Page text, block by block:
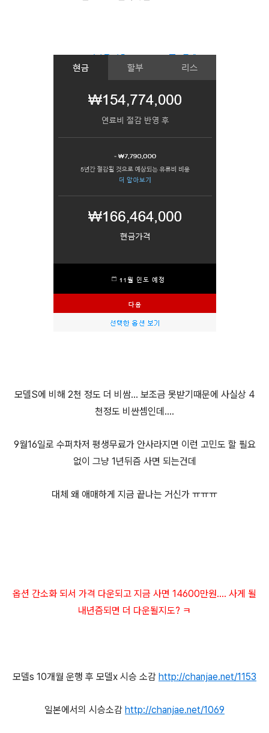
모델S에 비해 2천 정도 더 비쌈... 보조금 못받기때문에 사실상 4
천정도 비싼셈인데....
9월16일로 수퍼차저 평생무료가 안사라지면 이런 고민도 할 필요
없이 그냥 1년뒤즘 사면 되는건데
대체 왜 애매하게 지금 끝나는 거신가 ㅠㅠㅠ
옵션 간소화 되서 가격 다운되고 지금 사면 14600만원.... 사게 될
내년즘되면 더 다운될지도? ㅋ
모델s 10개월 운행 후 모델x 시승 소감 http://chanjae.net/1153
일본에서의 시승소감 http://chanjae.net/1069